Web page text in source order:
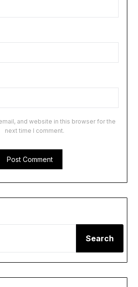
and website in this browser for the
next time I comment.
Search